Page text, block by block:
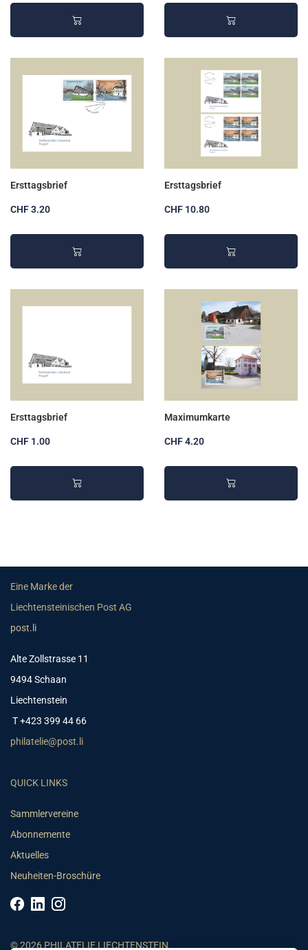
Ersttagsbrief
CHF 3.20
Ersttagsbrief
CHF 10.80
Ersttagsbrief
CHF 1.00
Maximumkarte
CHF 4.20
Eine Marke der
Liechtensteinischen Post AG
post.li
Alte Zollstrasse 11
9494 Schaan
Liechtenstein
T +423 399 44 66
philatelie@post.li
QUICK LINKS
Sammlervereine
Abonnemente
Aktuelles
Neuheiten-Broschüre
© 2026 PHILATELIE LIECHTENSTEIN